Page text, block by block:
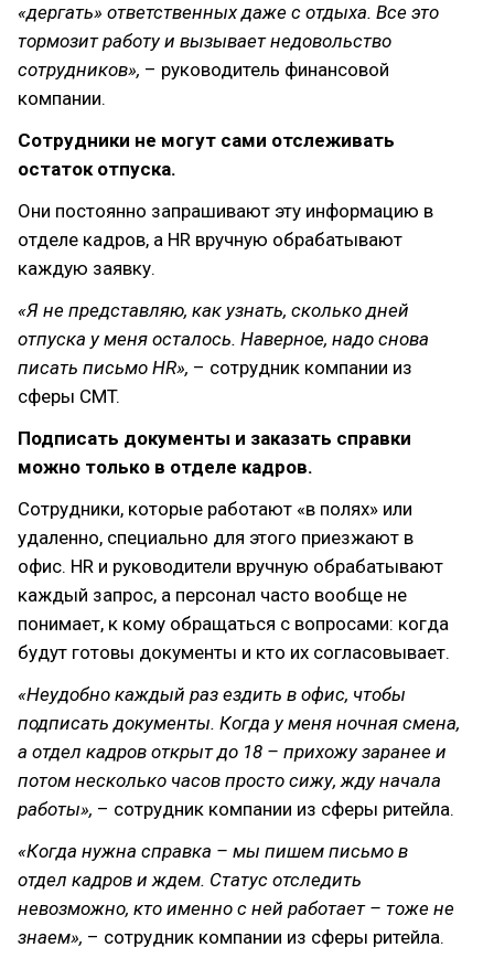
«дергать» ответственных даже с отдыха. Все это
тормозит работу и вызывает недовольство
сотрудников», – руководитель финансовой
компании.
Сотрудники не могут сами отслеживать
остаток отпуска.
Они постоянно запрашивают эту информацию в
отделе кадров, а HR вручную обрабатывают
каждую заявку.
«Я не представляю, как узнать, сколько дней
отпуска у меня осталось. Наверное, надо снова
писать письмо HR», – сотрудник компании из
сферы CMT.
Подписать документы и заказать справки
можно только в отделе кадров.
Сотрудники, которые работают «в полях» или
удаленно, специально для этого приезжают в
офис. HR и руководители вручную обрабатывают
каждый запрос, а персонал часто вообще не
понимает, к кому обращаться с вопросами: когда
будут готовы документы и кто их согласовывает.
«Неудобно каждый раз ездить в офис, чтобы
подписать документы. Когда у меня ночная смена,
а отдел кадров открыт до 18 – прихожу заранее и
потом несколько часов просто сижу, жду начала
работы», – сотрудник компании из сферы ритейла.
«Когда нужна справка – мы пишем письмо в
отдел кадров и ждем. Статус отследить
невозможно, кто именно с ней работает – тоже не
знаем», – сотрудник компании из сферы ритейла.